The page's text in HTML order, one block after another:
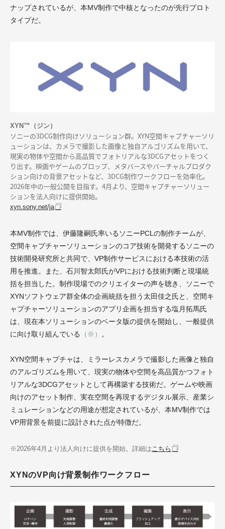
ナップされているが、本MV制作で中核となったのが先行プロト
タイプだ。
XYN™（ジン）
ソニーの3DCG制作向けソリューション群。XYN空間キャプチャーソリ
ューションは、カメラで撮影した画像と独自アルゴリズムを用いて、
現実の物体や空間から高品質でフォトリアルな3DCGアセットをつく
り出す。映画やゲームのプロップ、メタバースやバーチャルプロダク
ション向けの背景アセットなど、3DCG制作ワークフローを効率化。
2026年中の一般公開を目指す。4月より、空間キャプチャーソリュー
ションを法人向けに提供開始。
xyn.sony.net/ja
本MV制作では、伊藤隆嗣氏率いるソニーPCLの制作チームが、
空間キャプチャーソリューションのコア技術を開発するソニーの
技術開発研究所と共同で、VP制作サービスにおける本技術の活
用を推進。また、石川智太郎氏がVPにおける技術判断と現場統
括を担当した。制作現場でのクリエイターの声を聴き、ソニーで
XYNソフトウェア群全体の企画統括を担う太田佳之氏と、空間キ
ャプチャーソリューションのアプリ企画を担当する塩月拓馬氏
は、現在本ソリューションのベータ版の提供を開始し、一般提供
に向け取り組んでいる
（※） 。
XYN空間キャプチャは、ミラーレスカメラで撮影した画像と独自
のアルゴリズムを用いて、現実の物体や空間を高品質かつフォト
リアルな3DCGアセットとして再構築する技術だ。ゲームや映画
向けのアセット制作、実在空間を再現するデジタル展示、産業シ
ミュレーションなどの用途が想定されているが、本MV制作では
VP用背景を前提に設計された点が特徴だ。
※2026年4月より法人向けに提供を開始。詳細はこちら
XYNのVP向け背景制作ワークフロー